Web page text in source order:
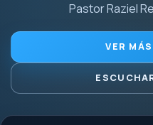
Pastor Raziel
VER